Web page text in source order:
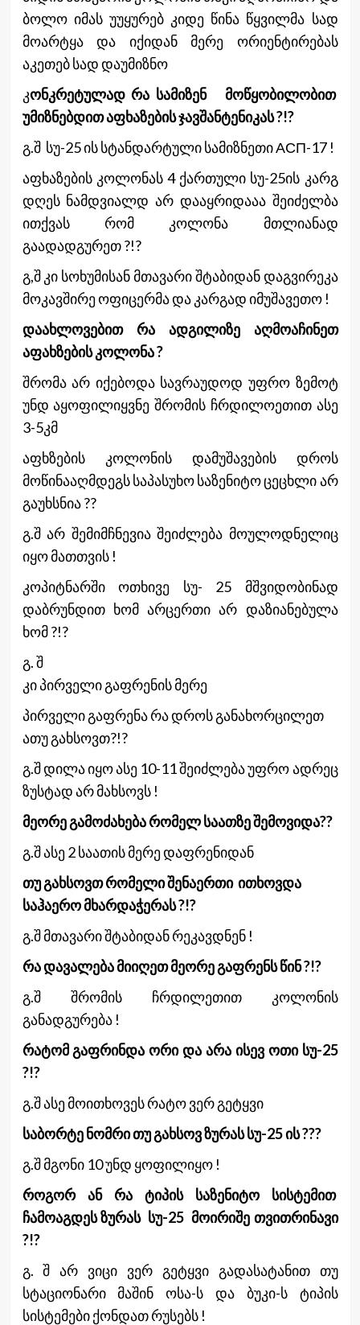
ბოლო იმას უუყურებ კიდე წინა წყვილმა სად
მოარტყა და იქიდან მერე ორიენტირებას
აკეთებ სად დაუმიზნო
კონკრეტულად რა სამიზენ მოწყობილობით
უმიზნებდით აფხაზების ჯავშანტენიკას ?!?
გ.შ სუ-25 ის სტანდარტული სამიზნეთი АСП-17 !
აფხაზების კოლონას 4 ქართული სუ-25ის კარგ
დღეს ნამდვიალდ არ დააყრიდააა შეიძელბა
ითქვას რომ კოლონა მთლიანად
გაადადგურეთ ?!?
გ,შ კი სოხუმისან მთავარი შტაბიდან დაგვირეკა
მოკავშირე ოფიცერმა და კარგად იმუშავეთო !
დაახლოვებით რა ადგილიზე აღმოაჩინეთ
აფახზების კოლონა ?
შრომა არ იქებოდა სავრაუდოდ უფრო ზემოტ
უნდ აყოფილიყვნე შრომის ჩრდილოეთით ასე
3-5კმ
აფხზების კოლონის დამუშავების დროს
მოწინააღმდეგს საპასუხო საზენიტო ცეცხლი არ
გაუხსნია ??
გ.შ არ შემიმჩნევია შეიძლება მოულოდნელიც
იყო მათთვის !
კოპიტნარში ოთხივე სუ- 25 მშვიდობინად
დაბრუნდით ხომ არცერთი არ დაზიანებულა
ხომ ?!?
გ. შ
კი პირველი გაფრენის მერე
პირველი გაფრენა რა დროს განახორცილეთ
ათუ გახსოვთ?!?
გ.შ დილა იყო ასე 10-11 შეიძლება უფრო ადრეც
ზუსტად არ მახსოვს !
მეორე გამოძახება რომელ საათზე შემოვიდა??
გ.შ ასე 2 საათის მერე დაფრენიდან
თუ გახსოვთ რომელი შენაერთი ითხოვდა
საჰაერო მხარდაჭერას ?!?
გ.შ მთავარი შტაბიდან რეკავდნენ !
რა დავალება მიიღეთ მეორე გაფრენს წინ ?!?
გ.შ შრომის ჩრდილეთით კოლონის
განადგურება !
რატომ გაფრინდა ორი და არა ისევ ოთი სუ-25
?!?
გ.შ ასე მოითხოვეს რატო ვერ გეტყვი
საბორტე ნომრი თუ გახსოვ ზურას სუ-25 ის ???
გ.შ მგონი 10 უნდ ყოფილიყო !
როგორ ან რა ტიპის საზენიტო სისტემით
ჩამოაგდეს ზურას სუ-25 მოირიშე თვითრინავი
?!?
გ. შ არ ვიცი ვერ გეტყვი გადასატანით თუ
სტაციონარი მაშინ ოსა-ს და ბუკი-ს ტიპის
სისტემები ქონდათ რუსებს !